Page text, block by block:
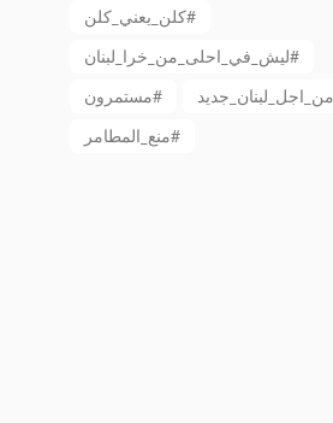
كلن_يعني_كلن#
ليش_في_احلى_من_خرا_لبنان#
مستمرون#
منع_المطامر#